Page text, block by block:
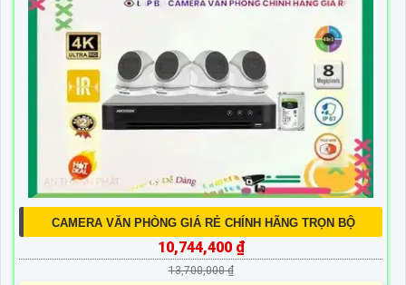
CAMERA VĂN PHÒNG GIÁ RẺ CHÍNH HÃNG TRỌN BỘ
10,744,400 ₫
13,700,000 ₫